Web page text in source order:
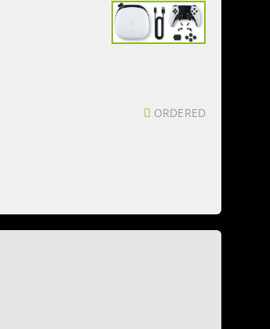
ORDERED